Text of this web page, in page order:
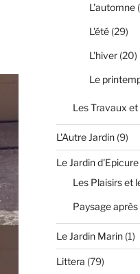
L'automne
L'été(29)
L'hiver(20)
Le
Les Travaux et
L'Autre Jardin(9)
Le Jardin d'Epicure
Les Plaisirs et
Paysage
Le Jardin Marin(1)
Littera (79)